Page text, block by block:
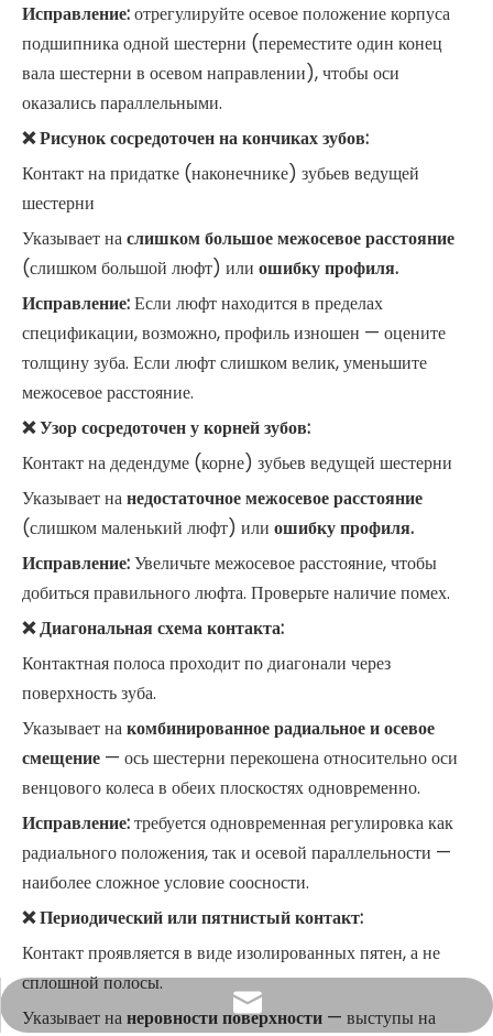
Исправление:отрегулируйте осевое положение корпуса
подшипника одной шестерни (переместите один конец
вала шестерни в осевом направлении), чтобы оси
оказались параллельными.
❌ Рисунок сосредоточен на кончиках зубов:
Контакт на придатке (наконечнике) зубьев ведущей
шестерни
Указывает наслишком большое межосевое расстояние
(слишком большой люфт) или ошибку профиля.
Исправление:Если люфт находится в пределах
спецификации, возможно, профиль изношен — оцените
толщину зуба. Если люфт слишком велик, уменьшите
межосевое расстояние.
❌ Узор сосредоточен у корней зубов:
Контакт на дедендуме (корне) зубьев ведущей шестерни
Указывает нанедостаточное межосевое расстояние
(слишком маленький люфт) или ошибку профиля.
Исправление:Увеличьте межосевое расстояние, чтобы
добиться правильного люфта. Проверьте наличие помех.
❌ Диагональная схема контакта:
Контактная полоса проходит по диагонали через
поверхность зуба.
Указывает накомбинированное радиальное и осевое
смещение — ось шестерни перекошена относительно оси
венцового колеса в обеих плоскостях одновременно.
Исправление:требуется одновременная регулировка как
радиального положения, так и осевой параллельности —
наиболее сложное условие соосности.
❌ Периодический или пятнистый контакт:
Контакт проявляется в виде изолированных пятен, а не
сплошной полосы.
Указывает нанеровности поверхности — выступы на
zhang@yileindustry.com